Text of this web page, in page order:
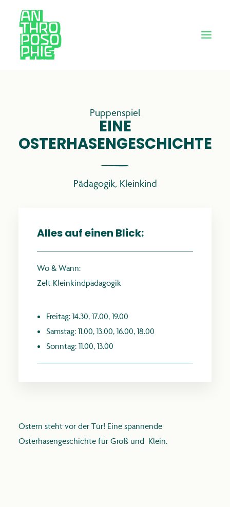
Puppenspiel
EINE
OSTERHASENGESCHICHTE
Pädagogik, Kleinkind
Alles auf einen Blick:
Wo & Wann:
Zelt Kleinkindpädagogik
Freitag: 14.30, 17.00, 19.00
Samstag: 11.00, 13.00, 16.00, 18.00
Sonntag: 11.00, 13.00
Ostern steht vor der Tür! Eine spannende
Osterhasengeschichte für Groß und Klein.